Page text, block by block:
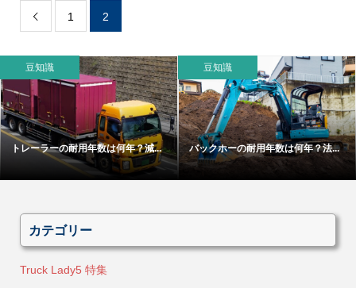
 1 2
豆知識
トレーラーの耐用年数は何年？減...
豆知識
バックホーの耐用年数は何年？法...
カテゴリー
Truck Lady5 特集